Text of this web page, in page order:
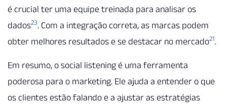
é crucial ter uma equipe treinada para analisar os
dados23. Com a integração correta, as marcas podem
obter melhores resultados e se destacar no mercado21.
Em resumo, o social listening é uma ferramenta
poderosa para o marketing. Ele ajuda a entender o que
os clientes estão falando e a ajustar as estratégias